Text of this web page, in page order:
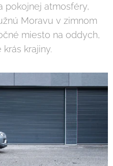
pokojnej atmosféry,
Moravu v zimnom
miesto na oddych,
krajiny.